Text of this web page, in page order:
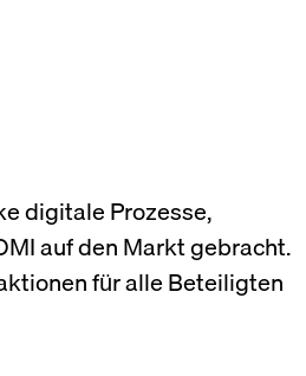
digitale Prozesse,
auf den Markt gebracht.
für alle Beteiligten